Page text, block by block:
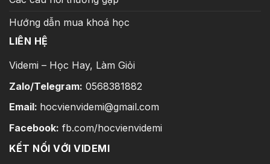
Hướng dẫn mua khoá học
LIÊN HỆ
Videmi – Học Hay, Làm Giỏi
Zalo/Telegram: 0568381882
Email: hocvienvidemi@gmail.com
Facebook: fb.com/hocvienvidemi
KẾT NỐI VỚI VIDEMI